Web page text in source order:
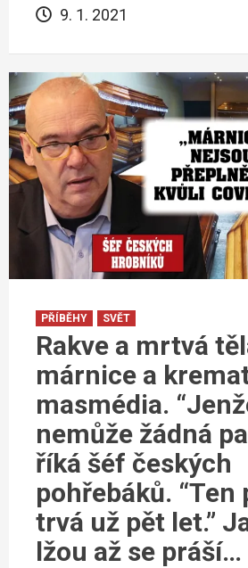
9. 1. 2021
PŘÍBĚHY SVĚT
Rakve a mrtvá
márnice a
masmédia.
nemůže žádná
říká šéf českých
pohřebáků. “Ten
trvá už pět let.”
lžou až se práší…